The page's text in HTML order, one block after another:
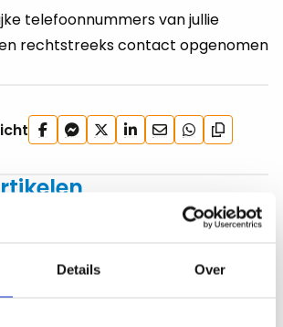
Details Over
telefoonnummers van jullie
rechtstreeks contact opgenomen
Deel
op
Deel
via
Messenger
Deel
op
Deel
op
Deel
via
Deel
via
Kopieer
url